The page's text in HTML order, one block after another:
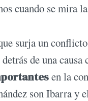
cuando se mira
surja un
de una causa
en la
son Ibarra y